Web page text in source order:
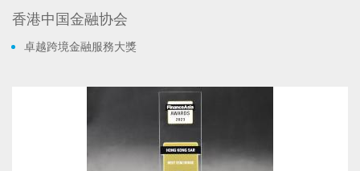
香港中国金融协会
卓越跨境金融服務大獎